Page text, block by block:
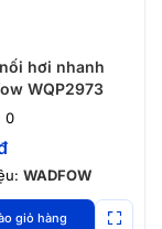
hơi nhanh
WQP2973
0
WADFOW
giỏ hàng